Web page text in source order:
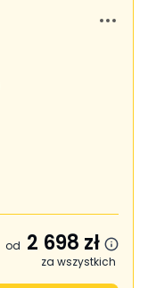
od 2 698 zł
za wszystkich